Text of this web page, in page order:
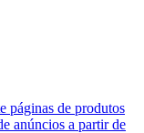
páginas de produtos
anúncios a partir de